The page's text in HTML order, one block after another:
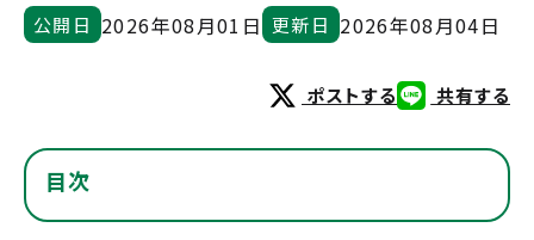
公開日 2026年08月01日 更新日 2026年08月04日
ポストする 共有する
目次